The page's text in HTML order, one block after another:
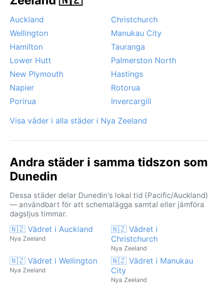
dimma kan förekomma över hamnen på morgnarna,
och kalla vindar från söder kan föra med sig snöfall till
närliggande höjder vintertid. Inga tropiska stormar
eller monsuner – istället präglas klimatet av stadiga
västvindar som ger ett svalt, fuktigt år.
Auckland
Christchurch
Wellington
Manukau City
Hamilton
Tauranga
Lower Hutt
Palmerston North
New Plymouth
Hastings
Napier
Rotorua
Porirua
Invercargill
Visa väder i alla städer i Nya Zeeland
Andra städer i samma tidszon som
Dunedin
Dessa städer delar Dunedin's lokal tid (Pacific/Auckland)
— användbart för att schemalägga samtal eller jämföra
dagsljus timmar.
🇳🇿 Vädret i Auckland
Nya Zeeland
🇳🇿 Vädret i
Christchurch
Nya Zeeland
🇳🇿 Vädret i Wellington
Nya Zeeland
🇳🇿 Vädret i Manukau
City
Nya Zeeland